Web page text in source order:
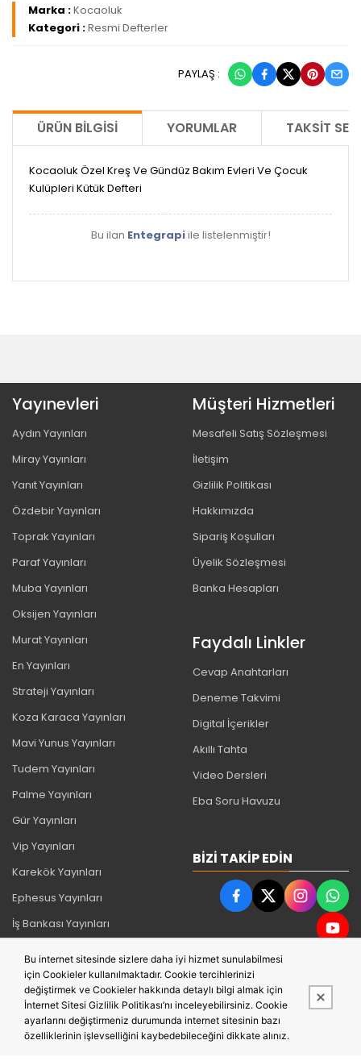
Marka :Kocaoluk
Kategori :Resmi Defterler
PAYLAŞ :
ÜRÜN BILGISI YORUMLAR TAKSIT
Kocaoluk Özel Kreş Ve Gündüz Bakım Evleri Ve Çocuk
Kulüpleri Kütük Defteri
Bu ilan Entegrapiile listelenmiştir!
Yayınevleri
Aydın Yayınları
Miray Yayınları
Yanıt Yayınları
Özdebir Yayınları
Toprak Yayınları
Paraf Yayınları
Muba Yayınları
Oksijen Yayınları
Murat Yayınları
En Yayınları
Strateji Yayınları
Koza Karaca Yayınları
Mavi Yunus Yayınları
Tudem Yayınları
Palme Yayınları
Gür Yayınları
Vip Yayınları
Karekök Yayınları
Ephesus Yayınları
İş Bankası Yayınları
Can Yayınları
Müşteri Hizmetleri
Mesafeli Satış Sözleşmesi
İletişim
Gizlilik Politikası
Hakkımızda
Sipariş Koşulları
Üyelik Sözleşmesi
Banka Hesapları
Faydalı Linkler
Cevap Anahtarları
Deneme Takvimi
Digital İçerikler
Akıllı Tahta
Video Dersleri
Eba Soru Havuzu
BIZI TAKIP EDIN
Bu site,PobolEti®Entegre E-ticaret Sistemi ile hazırlanmıştır.
Bu internet sitesinde sizlere daha iyi hizmet sunulabilmesi
için Cookieler kullanılmaktadır. Cookie tercihlerinizi
değiştirmek ve Cookieler hakkında detaylı bilgi almak için
İnternet Sitesi Gizlilik Politikası’nı inceleyebilirsiniz. Cookie
ayarlarını değiştirmeniz durumunda internet sitesinin bazı
özelliklerinin işlevselliğini kaybedebileceğini dikkate alınız.